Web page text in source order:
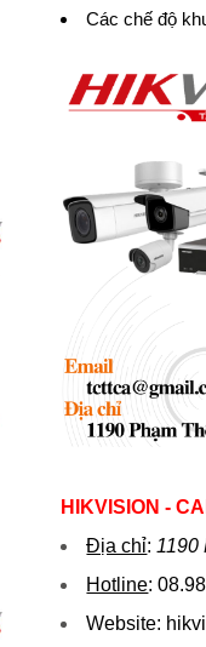
Các chế độ
HIKVISION -
Địa chỉ: 1190
Hotline:
Website: